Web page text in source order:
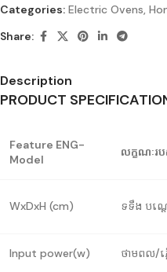
Categories: Electric Ovens,
Share:
Description
PRODUCT
Feature ENG-
Model
លក្ខណៈរ
WxDxH (cm) ទទឹង បណ្
Input power(w) ថាមពល/ភ្